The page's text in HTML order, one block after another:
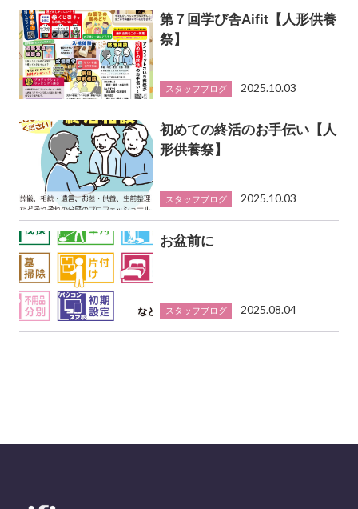
第７回学び舎Aifit【人形供養
祭】
スタッフブログ 2025.10.03
初めての終活のお手伝い【人
形供養祭】
スタッフブログ 2025.10.03
お盆前に
スタッフブログ 2025.08.04